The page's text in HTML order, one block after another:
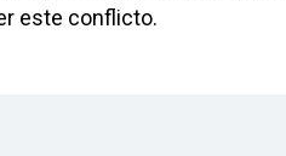
este conflicto.